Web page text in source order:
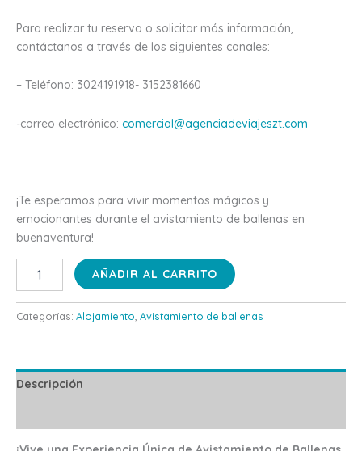
Para realizar tu reserva o solicitar más información,
contáctanos a través de los siguientes canales:
– Teléfono: 3024191918- 3152381660
-correo electrónico: comercial@agenciadeviajeszt.com
¡Te esperamos para vivir momentos mágicos y
emocionantes durante el avistamiento de ballenas en
buenaventura!
AÑADIR AL CARRITO
Categorías: Alojamiento Avistamiento de ballenas
Descripción